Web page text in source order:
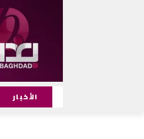
الأخبار